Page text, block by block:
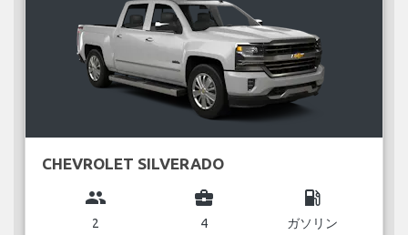
CHEVROLET SILVERADO
group
2
business_center
4
local_gas_station
ガソリン